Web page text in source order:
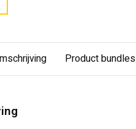
Product bundles